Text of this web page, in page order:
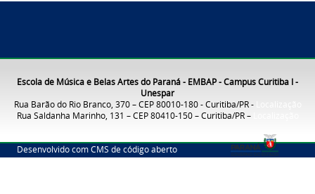
Escola de Música e Belas Artes do Paraná - EMBAP - Campus Curitiba I -
Unespar
Rua Barão do Rio Branco, 370 – CEP 80010-180 - Curitiba/PR -
Rua Saldanha Marinho, 131 – CEP 80410-150 – Curitiba/PR –
Desenvolvido com CMS de código aberto